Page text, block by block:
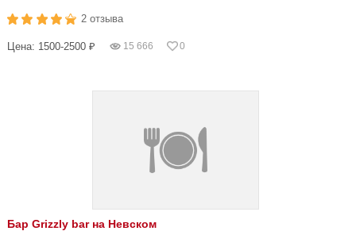
2 отзыва
Цена: 1500-2500 ₽ 15 666 0
Бар Grizzly bar на Невском